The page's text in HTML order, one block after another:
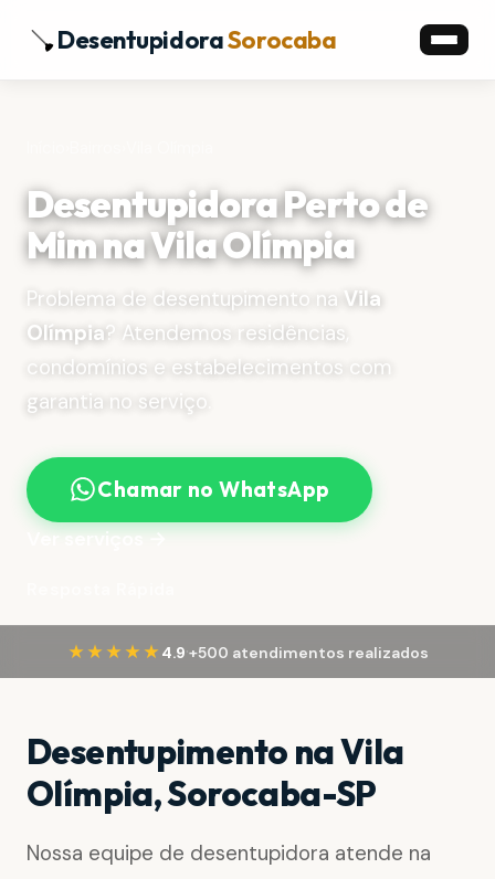
DesentupidoraSorocaba
Desentupidora Perto de
Mim na Vila Olímpia
Problema de desentupimento na Vila
Olímpia? Atendemos residências,
condomínios e estabelecimentos com
garantia no serviço.
Chamar no WhatsApp
Ver serviços →
★★★★★ 4.9·+500 atendimentos realizados
Desentupimento na Vila
Olímpia, Sorocaba-SP
Nossa equipe de desentupidora atende na